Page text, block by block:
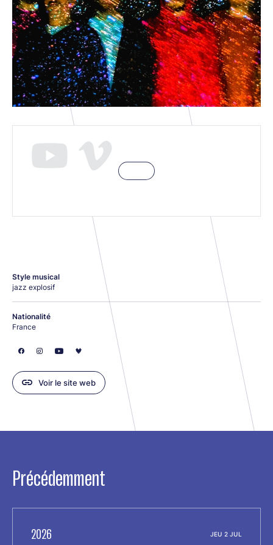
Style musical
jazz explosif
Nationalité
France
Voir le site web
Précédemment
2026 JEU 2 JUL